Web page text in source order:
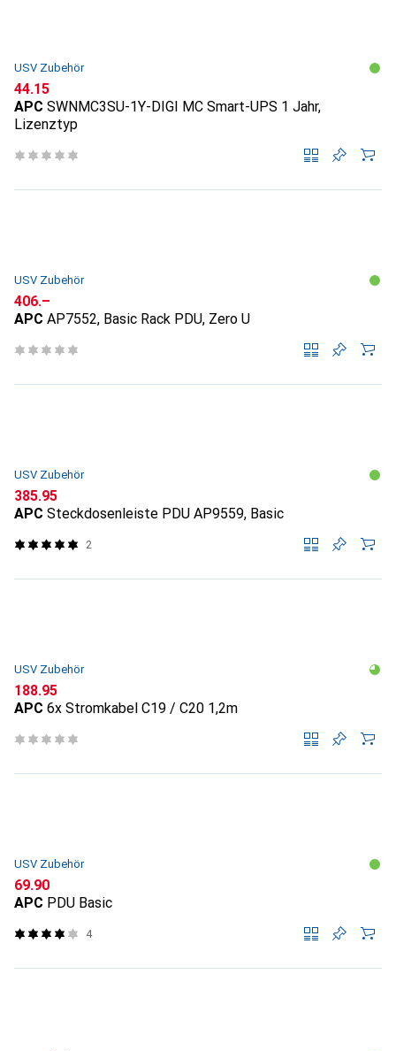
USV Zubehör
CHF
44.15
APC SWNMC3SU-1Y-DIGI MC Smart-UPS 1 Jahr,
Lizenztyp
USV Zubehör
CHF
406.–
APC AP7552, Basic Rack PDU, Zero U
USV Zubehör
CHF
385.95
APC Steckdosenleiste PDU AP9559, Basic
2
USV Zubehör
CHF
188.95
APC 6x Stromkabel C19 / C20 1,2m
USV Zubehör
CHF
69.90
APC PDU Basic
4